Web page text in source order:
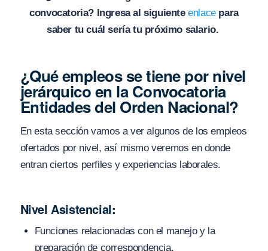
convocatoria? Ingresa al siguienteenlacepara
saber tu cuál sería tu próximo salario.
¿Qué empleos se tiene por nivel
jerárquico en la Convocatoria
Entidades del Orden Nacional?
En esta sección vamos a ver algunos de los empleos
ofertados por nivel, así mismo veremos en donde
entran ciertos perfiles y experiencias laborales.
Nivel Asistencial:
Funciones relacionadas con el manejo y la
preparación de correspondencia.